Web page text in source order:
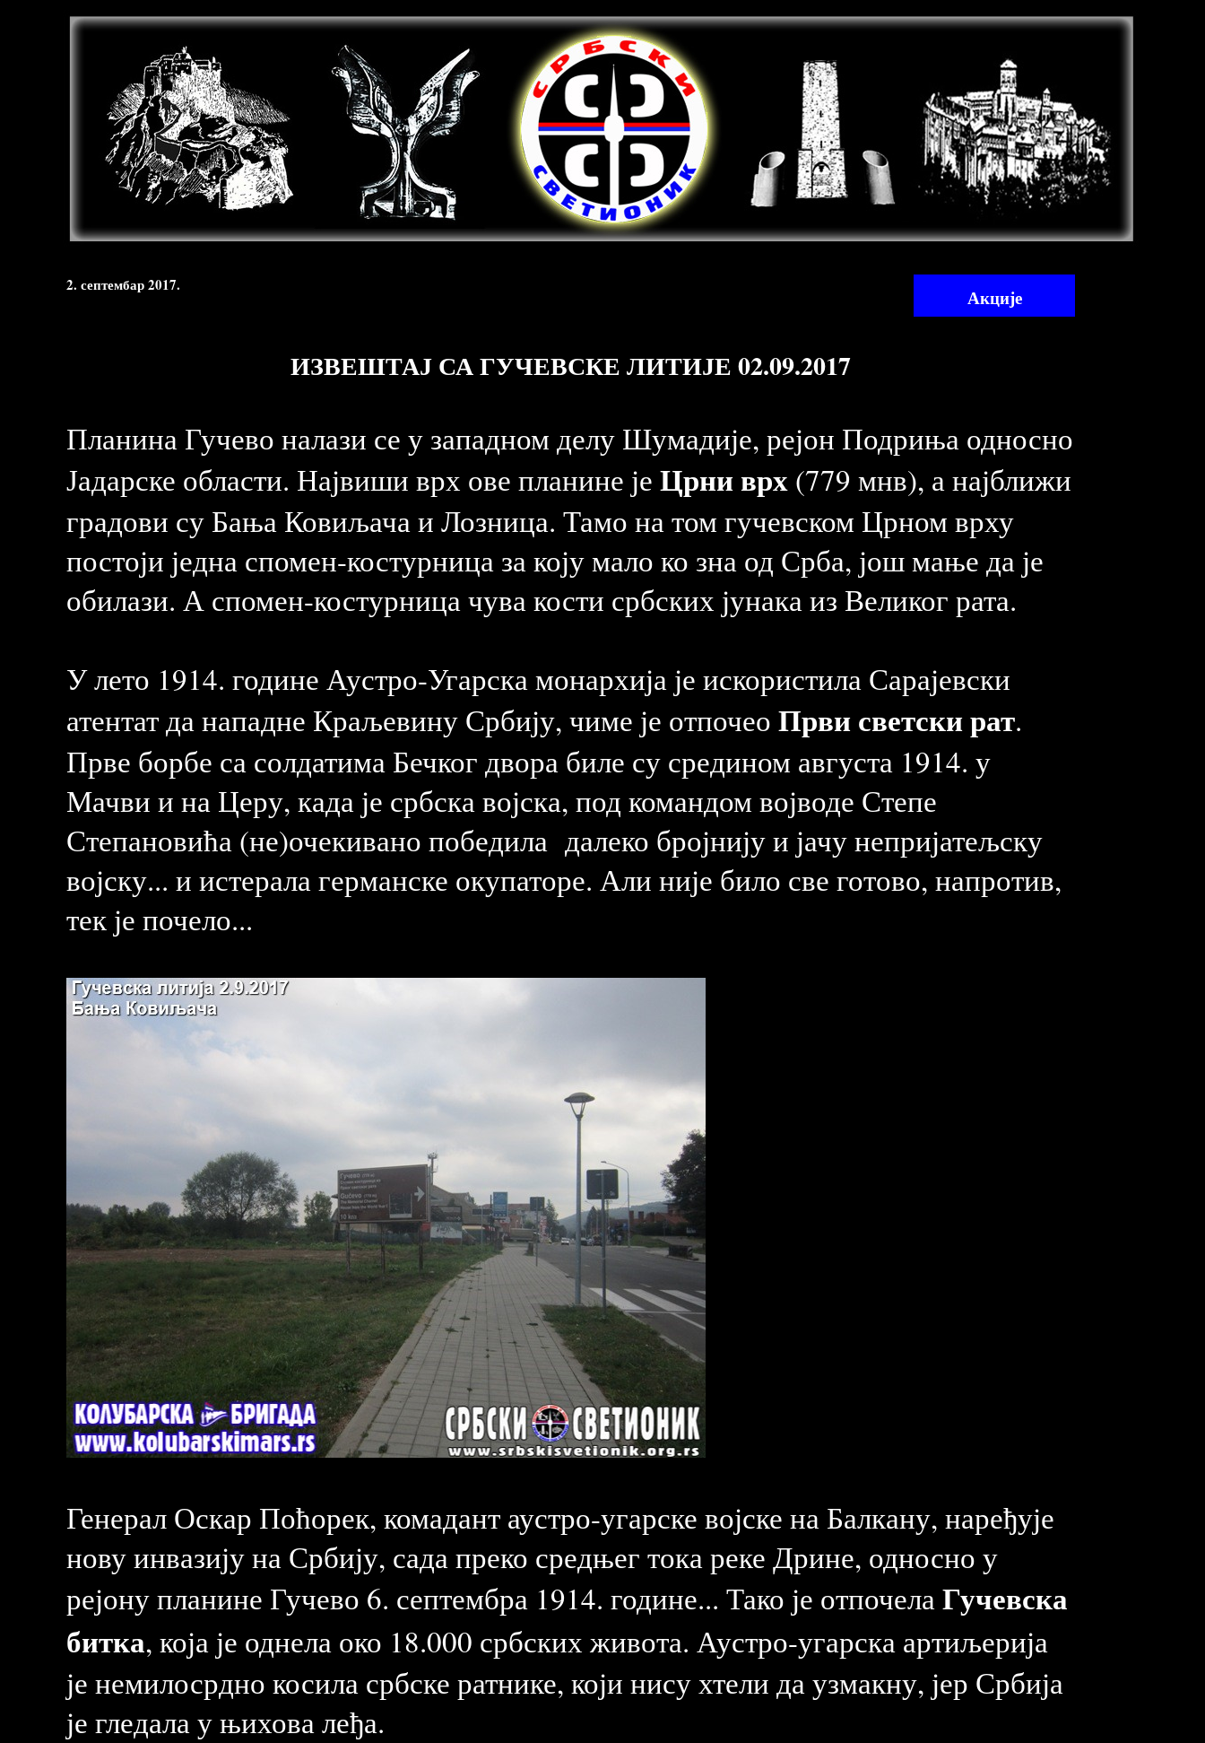
Акције
2. септембар 2017.
ИЗВЕШТАЈ СА ГУЧЕВСКЕ ЛИТИЈЕ 02.09.2017
Планина Гучево налази се у западном делу Шумадије, рејон Подриња односно
Јадарске области. Највиши врх ове планине је Црни врх (779 мнв), а најближи
градови су Бања Ковиљача и Лозница. Тамо на том гучевском Црном врху
постоји једна спомен-костурница за коју мало ко зна од Срба, још мање да је
обилази. А спомен-костурница чува кости србских јунака из Великог рата.
У лето 1914. године Аустро-Угарска монархија је искористила Сарајевски
атентат да нападне Краљевину Србију, чиме је отпочео Први светски рат.
Прве борбе са солдатима Бечког двора биле су средином августа 1914. у
Мачви и на Церу, када је србска војска, под командом војводе Степе
Степановића (не)очекивано победила далеко бројнију и јачу непријатељску
војску... и истерала германске окупаторе. Али није било све готово, напротив,
тек је почело...
Генерал Оскар Поћорек, комадант аустро-угарске војске на Балкану, наређује
нову инвазију на Србију, сада преко средњег тока реке Дрине, односно у
рејону планине Гучево 6. септембра 1914. године... Тако је отпочелаГучевска
битка, која је однела око 18.000 србских живота. Аустро-угарска артиљерија
је немилосрдно косила србске ратнике, који нису хтели да узмакну, јер Србија
је гледала у њихова леђа.